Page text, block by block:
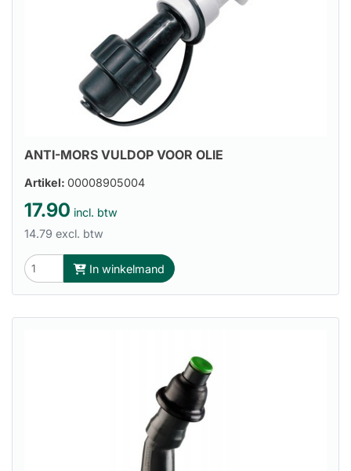
ANTI-MORS VULDOP VOOR OLIE
Artikel: 00008905004
17.90 incl. btw
14.79 excl. btw
In winkelmand